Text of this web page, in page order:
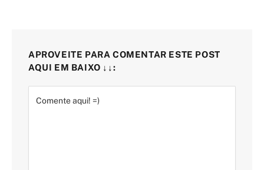
APROVEITE PARA COMENTAR ESTE POST
AQUI EM BAIXO ↓↓: